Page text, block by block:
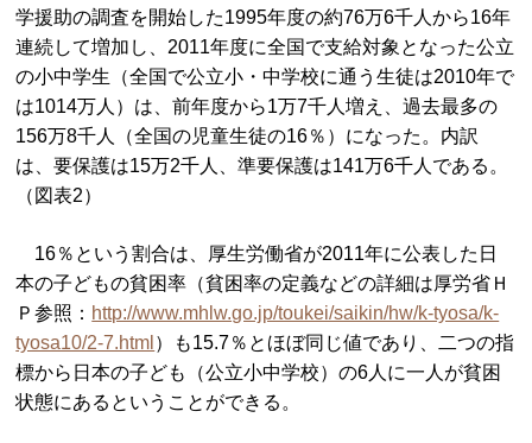
学援助の調査を開始した1995年度の約76万6千人から16年
連続して増加し、2011年度に全国で支給対象となった公立
の小中学生（全国で公立小・中学校に通う生徒は2010年で
は1014万人）は、前年度から1万7千人増え、過去最多の
156万8千人（全国の児童生徒の16％）になった。内訳
は、要保護は15万2千人、準要保護は141万6千人である。
（図表2）
16％という割合は、厚生労働省が2011年に公表した日
本の子どもの貧困率（貧困率の定義などの詳細は厚労省Ｈ
Ｐ参照： http://www.mhlw.go.jp/toukei/saikin/hw/k-tyosa/k-
tyosa10/2-7.html ）も15.7％とほぼ同じ値であり、二つの指
標から日本の子ども（公立小中学校）の6人に一人が貧困
状態にあるということができる。